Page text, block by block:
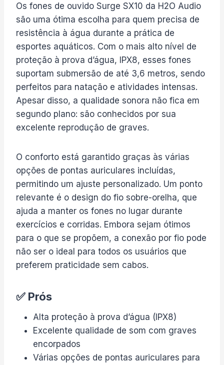
Os fones de ouvido Surge SX10 da H2O Audio
são uma ótima escolha para quem precisa de
resistência à água durante a prática de
esportes aquáticos. Com o mais alto nível de
proteção à prova d’água, IPX8, esses fones
suportam submersão de até 3,6 metros, sendo
perfeitos para natação e atividades intensas.
Apesar disso, a qualidade sonora não fica em
segundo plano: são conhecidos por sua
excelente reprodução de graves.
O conforto está garantido graças às várias
opções de pontas auriculares incluídas,
permitindo um ajuste personalizado. Um ponto
relevante é o design do fio sobre-orelha, que
ajuda a manter os fones no lugar durante
exercícios e corridas. Embora sejam ótimos
para o que se propõem, a conexão por fio pode
não ser o ideal para todos os usuários que
preferem praticidade sem cabos.
✅ Prós
Alta proteção à prova d’água (IPX8)
Excelente qualidade de som com graves
encorpados
Várias opções de pontas auriculares para